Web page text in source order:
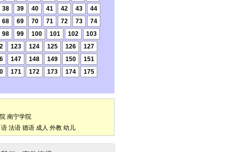
38
39 40 41 42 43
44
68
69 70 71 72 73
74
98
99 100 101 102
103
123 124 125 126
127
147 148 149 150
151
171 172 173 174 175
南宁学院
法语 德语 成人 外教 幼儿